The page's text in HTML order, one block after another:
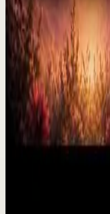
3.1Kvisualizaciones
Ver→
▶
P0D
YouTubeVideo
Sesión profundaMedia
El duelo puede
imaginaste